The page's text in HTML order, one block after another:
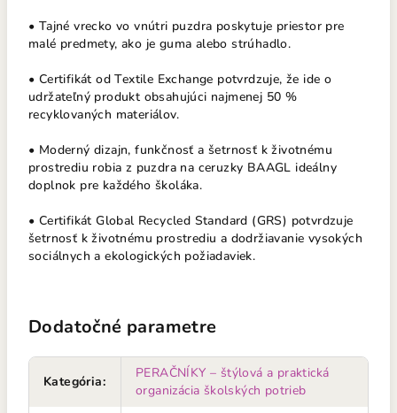
• Tajné vrecko vo vnútri puzdra poskytuje priestor pre
malé predmety, ako je guma alebo strúhadlo.
• Certifikát od Textile Exchange potvrdzuje, že ide o
udržateľný produkt obsahujúci najmenej 50 %
recyklovaných materiálov.
• Moderný dizajn, funkčnosť a šetrnosť k životnému
prostrediu robia z puzdra na ceruzky BAAGL ideálny
doplnok pre každého školáka.
• Certifikát Global Recycled Standard (GRS) potvrdzuje
šetrnosť k životnému prostrediu a dodržiavanie vysokých
sociálnych a ekologických požiadaviek.
Dodatočné parametre
Kategória:
PERAČNÍKY – štýlová a praktická
organizácia školských potrieb